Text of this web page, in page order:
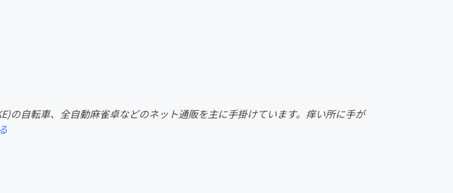
フード・飲食店
ファッション
の自転車、全自動麻雀卓などのネット通販を主に手掛けています。痒い所に手が